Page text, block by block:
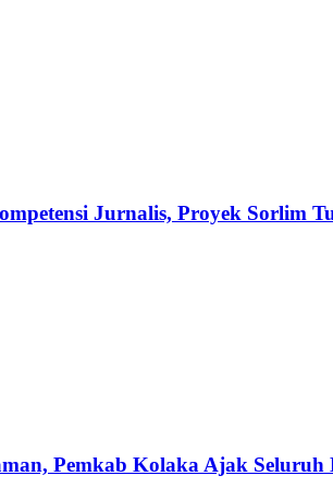
Jurnalis, Proyek Sorlim
Pemkab Kolaka Ajak Seluruh